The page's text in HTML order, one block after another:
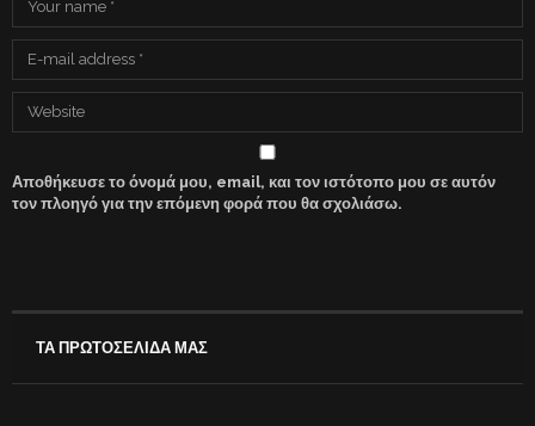
Αποθήκευσε το όνομά μου, email, και τον ιστότοπο μου σε αυτόν
τον πλοηγό για την επόμενη φορά που θα σχολιάσω.
ΤΑ ΠΡΩΤΟΣΕΛΙΔΑ ΜΑΣ